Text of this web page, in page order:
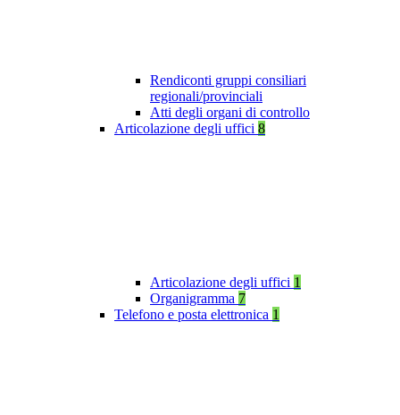
Rendiconti gruppi consiliari
regionali/provinciali
Atti degli organi di controllo
Articolazione degli uffici 8
Articolazione degli uffici 1
Organigramma 7
Telefono e posta elettronica 1